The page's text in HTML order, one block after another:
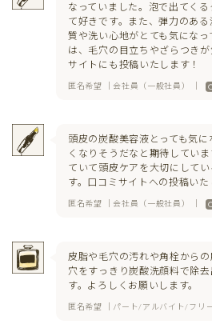
なっていました。泡で出てく
て好きです。また、弾力のあ
質や洗い心地がとても気にな
は、毛穴の目立ちやざらつき
サイトにも投稿いたします！
匿名希望 ｜会社員（一般社員） ｜
頭皮の炭酸美容液とっても気
くなりそうだなと期待してい
ていて頭皮ケアを大切にして
す。口コミサイトへの投稿いた
匿名希望 ｜会社員（一般社員） ｜
皮脂や毛穴の汚れや角栓から
穴をすっきり炭酸洗顔料で除
す。よろしくお願いします。
匿名希望 ｜パート/アルバイト/フリ